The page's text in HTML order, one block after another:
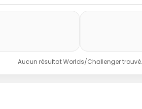
Aucun résultat Worlds/Challenger trouvé.